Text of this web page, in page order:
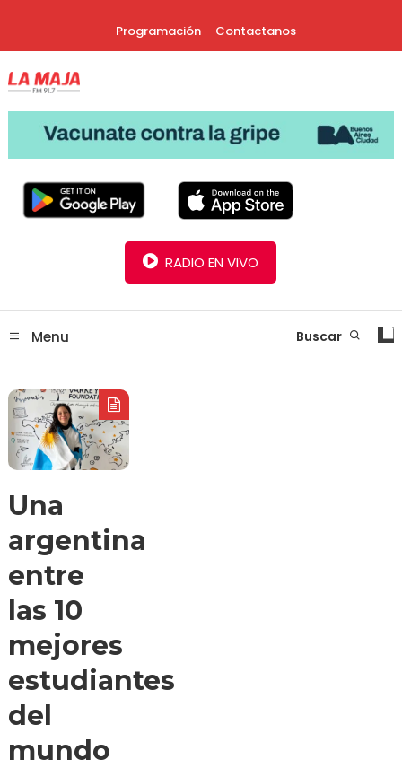
Programación Contactanos
Radio La Maja
RADIO EN VIVO
Menu Buscar
Una
argentina
entre
las 10
mejores
estudiantes
del
mundo